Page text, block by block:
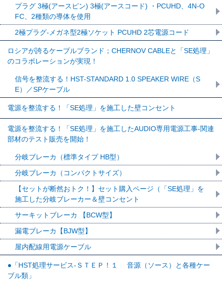
プラグ 3極(アースピン) 3極(アースコード) ・PCUHD、4N-O
FC、2種類の導体を使用
2極プラグ-メガネ型2極ソケット PCUHD 2芯電源コード
ロシアが誇るケーブルブランド；CHERNOV CABLEと「SE処理」
のコラボレーションが実現！
信号を整流する！HST-STANDARD 1.0 SPEAKER WIRE（S
E）／SPケーブル
電源を整流する！「SE処理」を施工した壁コンセント
電源を整流する！「SE処理」を施工したAUDIO専用電源工事-関連
部材のテスト販売を開始！
分岐ブレーカ（標準タイプ HB型）
分岐ブレーカ（コンパクトサイズ）
【セットが断然おトク！】セット購入ページ（「SE処理」を
施工した分岐ブレーカー＆壁コンセント
サーキットブレーカ 【BCW型】
漏電ブレーカ【BJW型】
屋内配線用電源ケーブル
●「HST処理サービス-ＳＴＥＰ！１ 音源（ソース）と各種ケー
ブル類」